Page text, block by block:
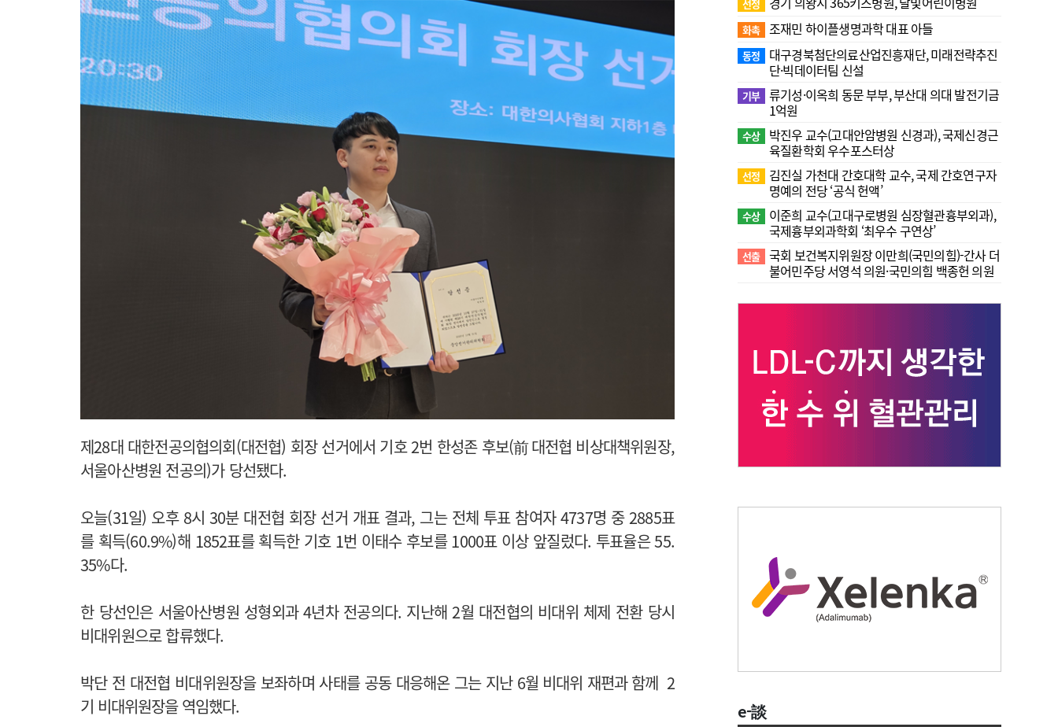
제28대 대한전공의협의회(대전협) 회장 선거에서 기호 2번 한성존 후보(前 대전협 비상대책위원장,
서울아산병원 전공의)가 당선됐다.
오늘(31일) 오후 8시 30분 대전협 회장 선거 개표 결과, 그는 전체 투표 참여자 4737명 중 2885표
를 획득(60.9%)해 1852표를 획득한 기호 1번 이태수 후보를 1000표 이상 앞질렀다. 투표율은 55.
35%다.
한 당선인은 서울아산병원 성형외과 4년차 전공의다. 지난해 2월 대전협의 비대위 체제 전환 당시
비대위원으로 합류했다.
박단 전 대전협 비대위원장을 보좌하며 사태를 공동 대응해온 그는 지난 6월 비대위 재편과 함께 2
기 비대위원장을 역임했다.
선정
화촉 조재민 하이플생명과학 대표 아들
동정
대구경북첨단의료산업진흥재단, 미래전략추진
단·빅데이터팀 신설
기부 류기성·이옥희 동문 부부, 부산대 의대 발전기금
1억원
수상
박진우 교수(고대안암병원 신경과), 국제신경근
육질환학회 우수포스터상
선정
김진실 가천대 간호대학 교수, 국제 간호연구자
명예의 전당 ‘공식 헌액’
수상
이준희 교수(고대구로병원 심장혈관흉부외과),
국제흉부외과학회 ‘최우수 구연상’
선출 국회 보건복지위원장 이만희(국민의힘)-간사 더
불어민주당 서영석 의원·국민의힘 백종헌 의원
e-談